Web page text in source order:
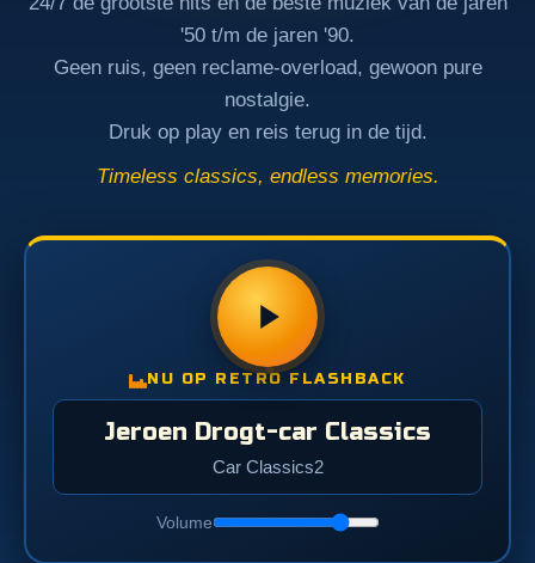
'50 t/m de jaren '90.
Geen ruis, geen reclame-overload, gewoon pure
nostalgie.
Druk op play en reis terug in de tijd.
Timeless classics, endless memories.
NU OP RETRO FLASHBACK
Jeroen Drogt-car Classics
Car Classics2
Volume